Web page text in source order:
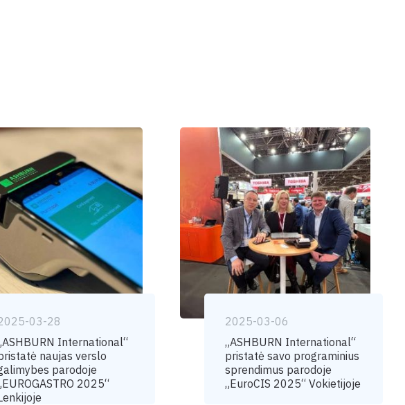
03-28
International“
naujas verslo
parodoje
2025“
2025-03-06
„ASHBURN International“
pristatė savo programinius
sprendimus parodoje
„EuroCIS 2025“ Vokietijoje